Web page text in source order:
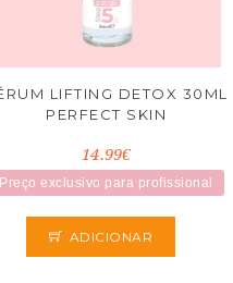
LIFTING DETOX 30ML
PERFECT SKIN
14.99€
Preço exclusivo para profissional
ADICIONAR